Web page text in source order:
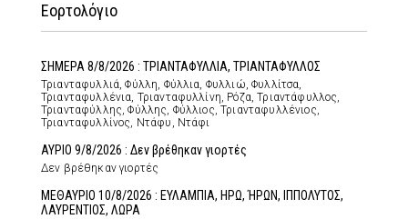
Εορτολόγιο
ΣΗΜΕΡΑ 8/8/2026 : ΤΡΙΑΝΤΑΦΥΛΛΙΑ, ΤΡΙΑΝΤΑΦΥΛΛΟΣ
Τριανταφυλλιά, Φύλλη, Φύλλια, Φυλλιώ, Φυλλίτσα,
Τριανταφυλλένια, Τριανταφυλλίνη, Ρόζα, Τριαντάφυλλος,
Τριανταφύλλης, Φύλλης, Φύλλιος, Τριανταφυλλένιος,
Τριανταφυλλίνος, Ντάφυ, Ντάφι
ΑΥΡΙΟ 9/8/2026 : Δεν βρέθηκαν γιορτές
Δεν βρέθηκαν γιορτές
ΜΕΘΑΥΡΙΟ 10/8/2026 : ΕΥΛΑΜΠΙΑ, ΗΡΩ, ΉΡΩΝ, ΙΠΠΟΛΥΤΟΣ,
ΛΑΥΡΕΝΤΙΟΣ, ΛΩΡΑ